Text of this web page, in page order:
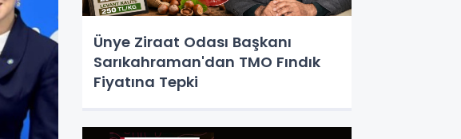
Ünye Ziraat Odası Başkanı
Sarıkahraman'dan TMO Fındık
Fiyatına Tepki